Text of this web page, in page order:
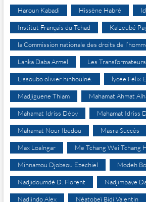
Haroun Kabadi Hissène Habré
Institut Français du Tchad Kalzeubé
la Commission nationale des droits de
Lanka Daba Armel Les Transformateurs
Lissoubo olivier hinhoulné. lycée Félix
Madjiguene Thiam Mahamat Ahmat
Mahamat Idriss Déby Mahamat Idriss
Mahamat Nour Ibedou Masra Succès
Max Loalngar Me Tchang Wei Tchang
Minnamou Djobsou Ezechiel Modeh
Nadjidoumdé D. Florent Nadjimbaye
Nadjindo Alex Néatobeï Bidi Valentin